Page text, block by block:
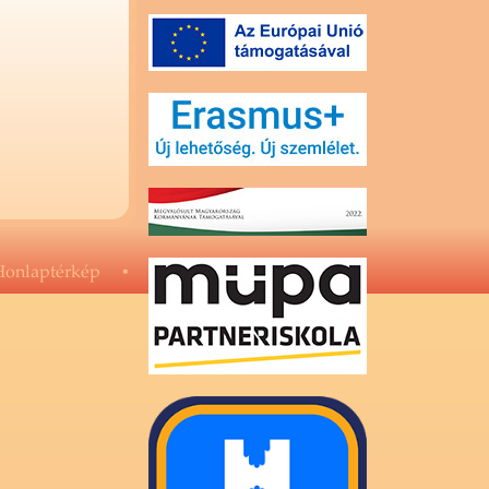
▪ ↑Az oldal te­te­jé­re